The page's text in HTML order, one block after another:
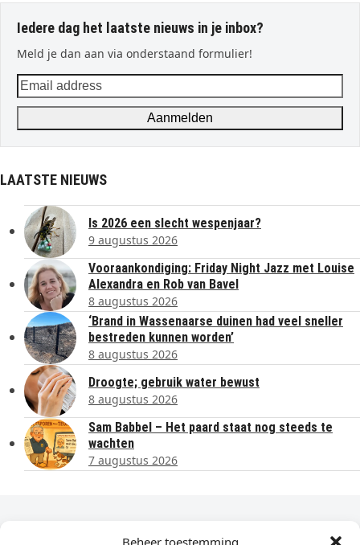
Beheer toestemming
Iedere dag het laatste nieuws in je inbox?
Meld je dan aan via onderstaand formulier!
Email
address
Aanmelden
LAATSTE NIEUWS
Is 2026 een slecht wespenjaar?
9 augustus 2026
Vooraankondiging: Friday Night Jazz met Louise
Alexandra en Rob van Bavel
8 augustus 2026
‘Brand in Wassenaarse duinen had veel sneller
bestreden kunnen worden’
8 augustus 2026
Droogte; gebruik water bewust
8 augustus 2026
Sam Babbel – Het paard staat nog steeds te
wachten
7 augustus 2026
Dagelijks het laatste nieuws in je e-mail?